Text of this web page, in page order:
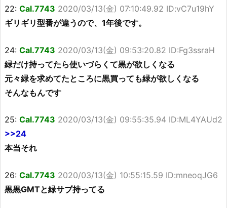
22: Cal.7743 2020/03/13(金) 07:10:49.92 ID:vC7u19hY
ギリギリ型番が違うので、1年後です。
24: Cal.7743 2020/03/13(金) 09:53:20.82 ID:Fg3ssraH
緑だけ持ってたら使いづらくて黒が欲しくなる
元々緑を求めてたところに黒買っても緑が欲しくなる
そんなもんです
25: Cal.7743 2020/03/13(金) 09:55:35.94 ID:ML4YAUd2
>>24
本当それ
26: Cal.7743 2020/03/13(金) 10:55:15.59 ID:mneoqJG6
黒黒GMTと緑サブ持ってる